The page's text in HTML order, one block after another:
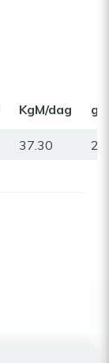
KgM/dag gr
37.30